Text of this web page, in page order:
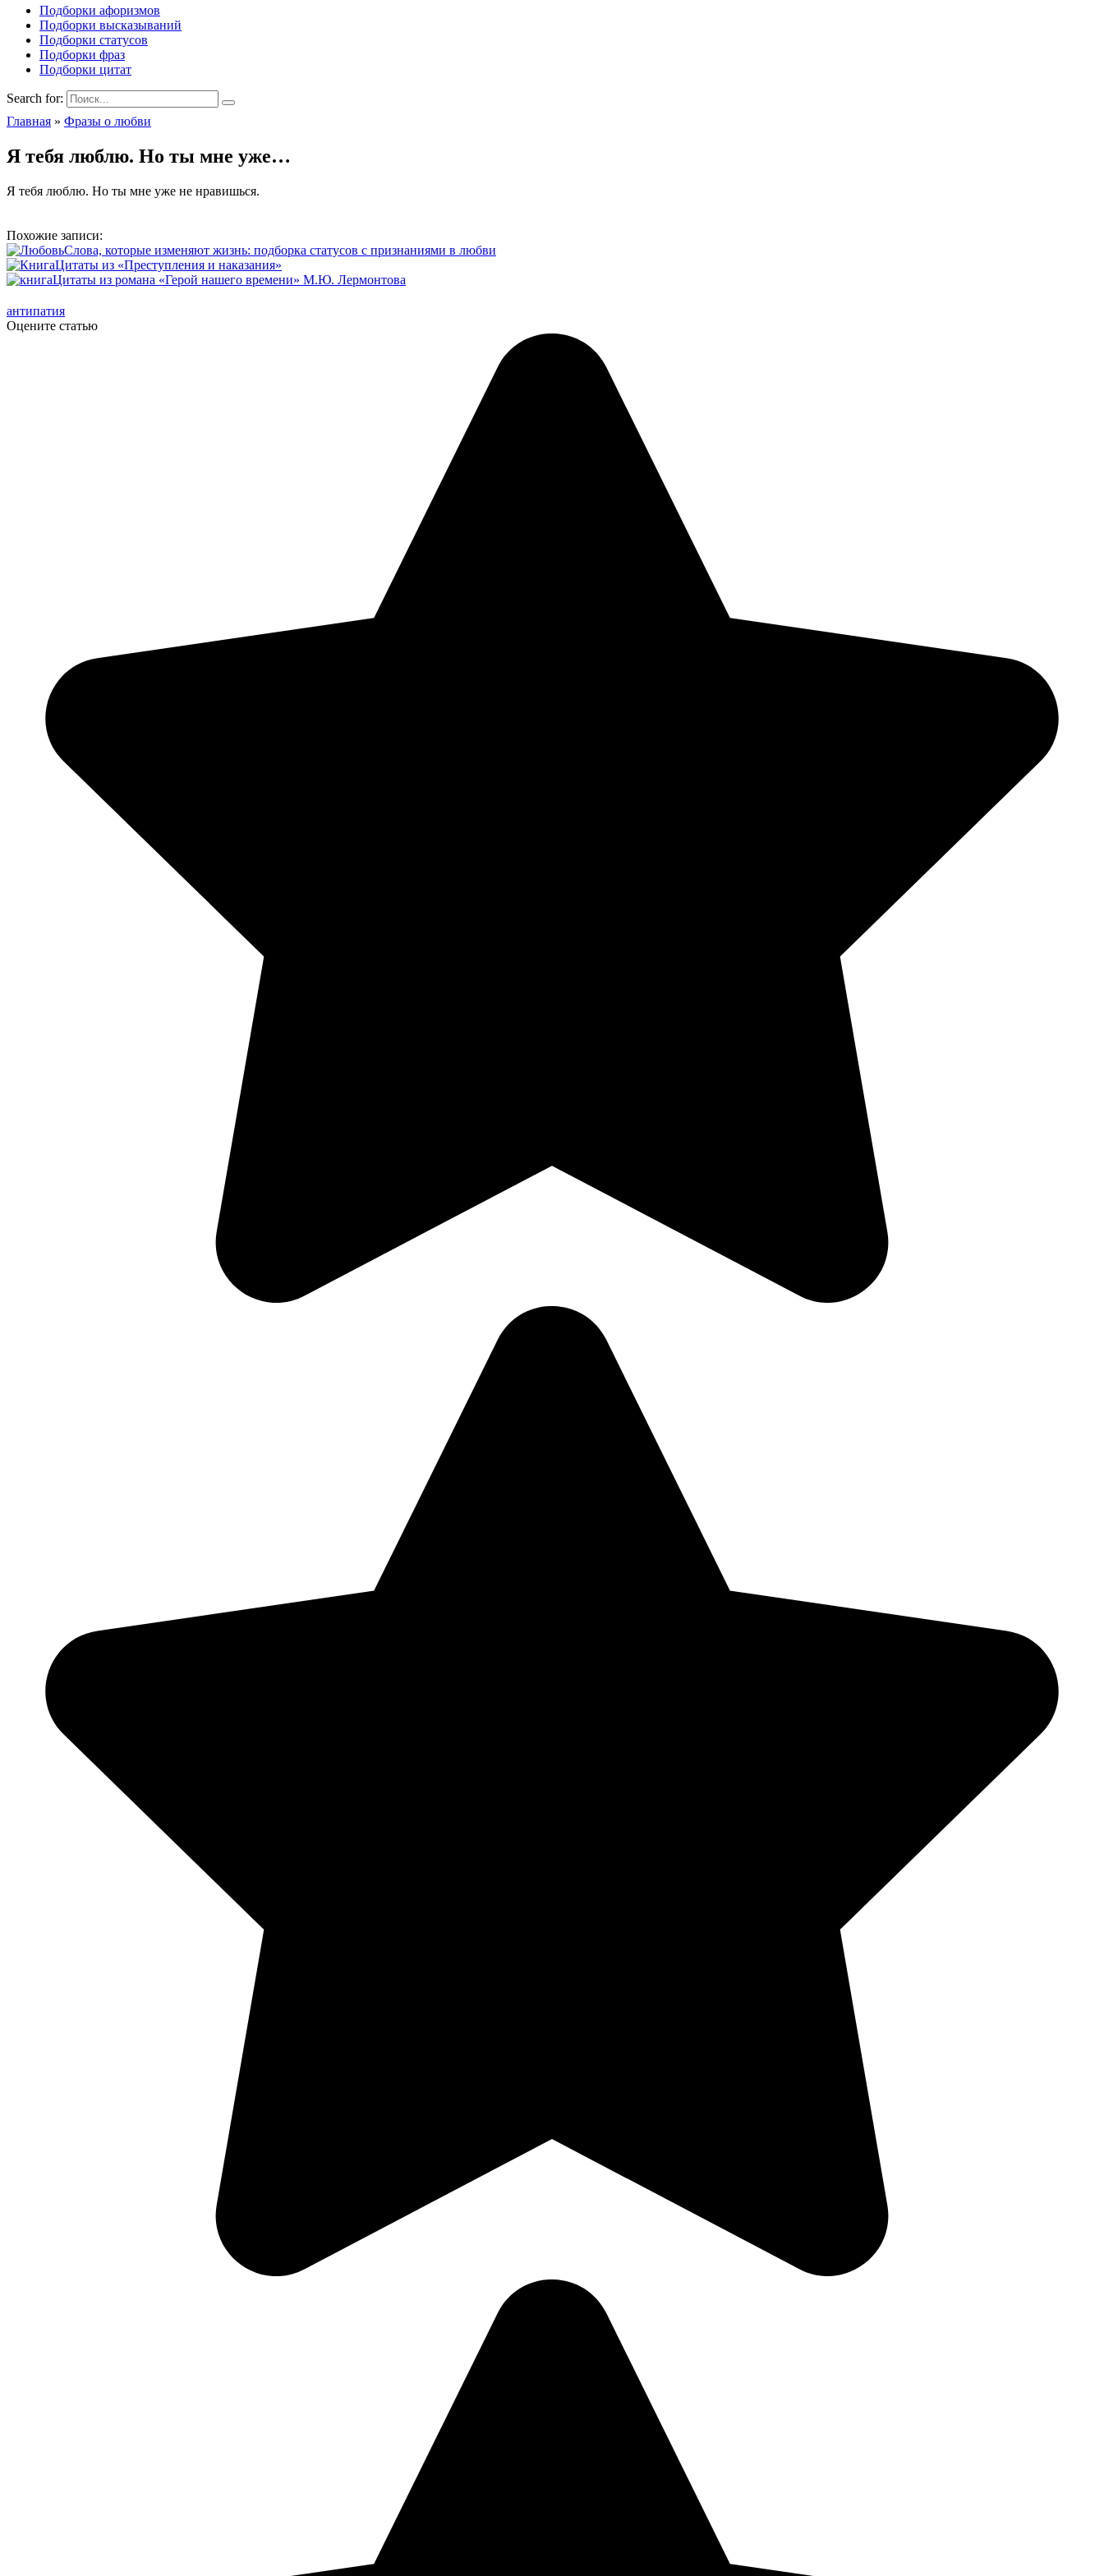
Подборки афоризмов
Подборки высказываний
Подборки статусов
Подборки фраз
Подборки цитат
Search for:
Главная » Фразы о любви
Я тебя люблю. Но ты мне уже…
Я тебя люблю. Но ты мне уже не нравишься.
Похожие записи:
Слова, которые изменяют жизнь: подборка статусов с признаниями в любви
Цитаты из «Преступления и наказания»
Цитаты из романа «Герой нашего времени» М.Ю. Лермонтова
антипатия
Оцените статью